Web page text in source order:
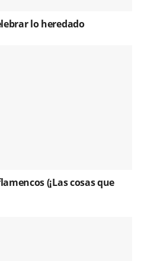
lo heredado
(¡Las cosas que